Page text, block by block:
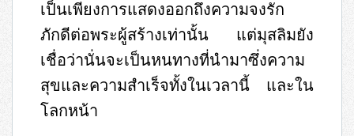
เป็นเพียงการแสดงออกถึงความจงรัก
ภักดีต่อพระผู้สร้างเท่านั้น แต่มุสลิมยัง
เชื่อว่านั่นจะเป็นหนทางที่นำมาซึ่งความ
สุขและความสำเร็จทั้งในเวลานี้ และใน
โลกหน้า